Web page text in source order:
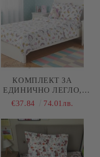
КОМПЛЕКТ ЗА
ЕДИНИЧНО ЛЕГЛО,
ВРЕМЕ ЗА ПРИНЦЕСИ,
ПАМУК (ПОПЛИН), 3
€37.84 74.01лв.